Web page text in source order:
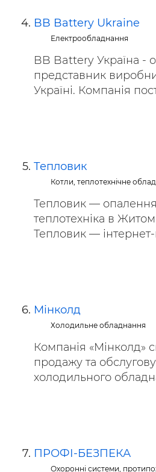
BB Battery Ukraine
Електрообладнання
BB Battery Україна -
представник
Україні. Компанія
Тепловик
Котли, теплотехнічне
Тепловик —
теплотехніка в
Тепловик — інтернет-
Мінколд
Холодильне обладнання
Компанія «Мінколд»
продажу та
холодильного
ПРОФІ-БЕЗПЕКА
Охоронні системи,